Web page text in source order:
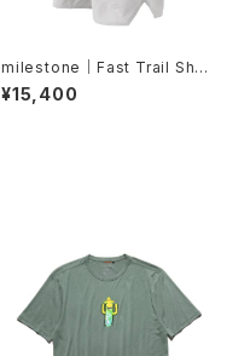
milestone｜Fast Trail Shor
ts（グレーシャーシルバー）
¥15,400